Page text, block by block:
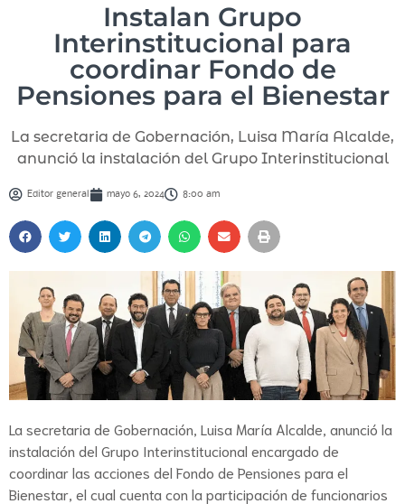
Instalan Grupo
Interinstitucional para
coordinar Fondo de
Pensiones para el Bienestar
La secretaria de Gobernación, Luisa María Alcalde,
anunció la instalación del Grupo Interinstitucional
Editor general mayo 6, 2024 8:00 am
La secretaria de Gobernación, Luisa María Alcalde, anunció la
instalación del Grupo Interinstitucional encargado de
coordinar las acciones del Fondo de Pensiones para el
Bienestar, el cual cuenta con la participación de funcionarios